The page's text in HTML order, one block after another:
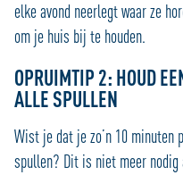
elke avond neerlegt waar ze
om je huis bij te houden.
OPRUIMTIP 2: HOUD
ALLE SPULLEN
Wist je dat je zo’n 10 minuten
spullen? Dit is niet meer